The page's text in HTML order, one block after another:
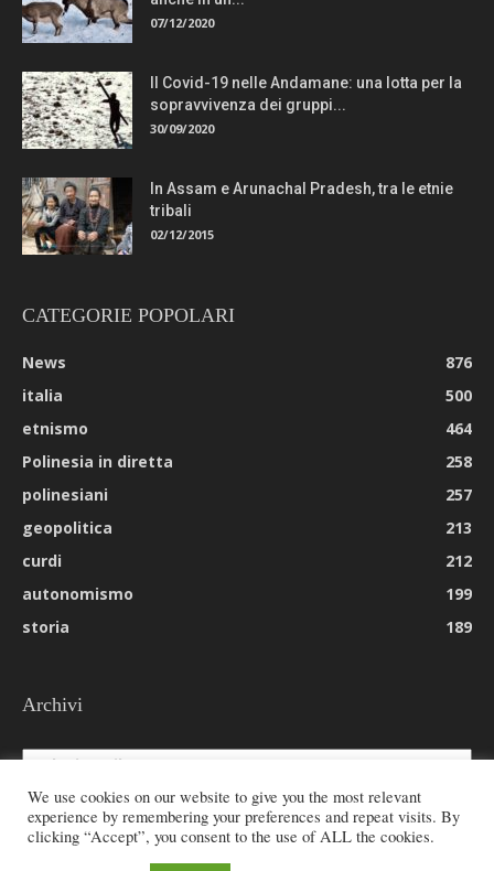
07/12/2020
Il Covid-19 nelle Andamane: una lotta per la
sopravvivenza dei gruppi...
30/09/2020
In Assam e Arunachal Pradesh, tra le etnie
tribali
02/12/2015
CATEGORIE POPOLARI
News
876
italia
500
etnismo
464
Polinesia in diretta
258
polinesiani
257
geopolitica
213
curdi
212
autonomismo
199
storia
189
Archivi
Archivi
We use cookies on our website to give you the most relevant
experience by remembering your preferences and repeat visits. By
clicking “Accept”, you consent to the use of ALL the cookies.